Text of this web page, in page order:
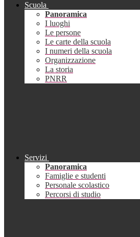
Scuola
Panoramica
I luoghi
Le persone
Le carte della scuola
I numeri della scuola
Organizzazione
La storia
PNRR
Servizi
Panoramica
Famiglie e studenti
Personale scolastico
Percorsi di studio